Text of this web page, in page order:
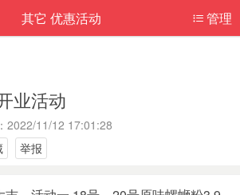
管理
其它 优惠活动
业活动
11/12 17:01:28
举报